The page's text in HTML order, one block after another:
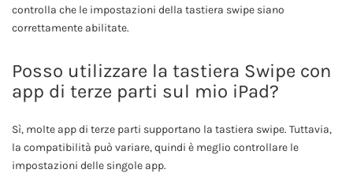
controlla che le impostazioni della tastiera swipe siano
correttamente abilitate.
Posso utilizzare la tastiera Swipe con
app di terze parti sul mio iPad?
Sì, molte app di terze parti supportano la tastiera swipe. Tuttavia,
la compatibilità può variare, quindi è meglio controllare le
impostazioni delle singole app.